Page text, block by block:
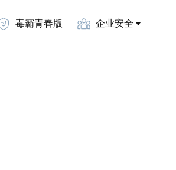
毒霸青春版 企业安全